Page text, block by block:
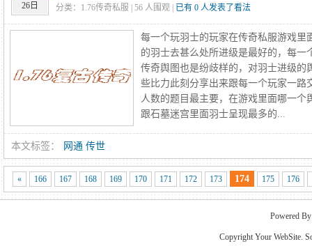
26日 分类：1.76传奇私服 | 56 人围观 | 已有 0 人发表了看法
每一个玩羽士的玩家在传奇私服游戏里
的羽士去甚么处所进级是最好的，每一
传奇舆图也是纷歧样的，对羽士进级的
些比力此刻分享出来跟每一个玩家一
人数的题目最主要，在游戏里面哪一
跟石墓迷宫里面羽士呈现最多的...
本文标签： 网通 传世
« 166 167 168 169 170 171 172 173 174 175 176
Powered
Copyright Your WebSite.